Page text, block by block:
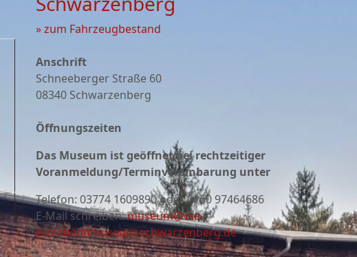
» zum Fahrzeugbestand
Anschrift
Schneeberger Straße 60
08340 Schwarzenberg
Öffnungszeiten
Das Museum ist geöffnet bei rechtzeitiger
Voranmeldung/Terminvereinbarung unter
Telefon: 03774 1609890 oder 0160 97464686
E-Mail schreiben:museum@vse-
eisenbahnmuseum-schwarzenberg.de